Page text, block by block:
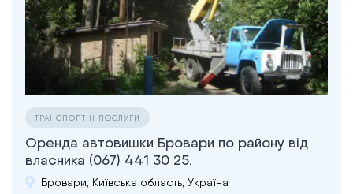
ТРАНСПОРТНІ ПОСЛУГИ
Оренда автовишки Бровари по району від
власника (067) 441 30 25.
Бровари, Київська область, Україна